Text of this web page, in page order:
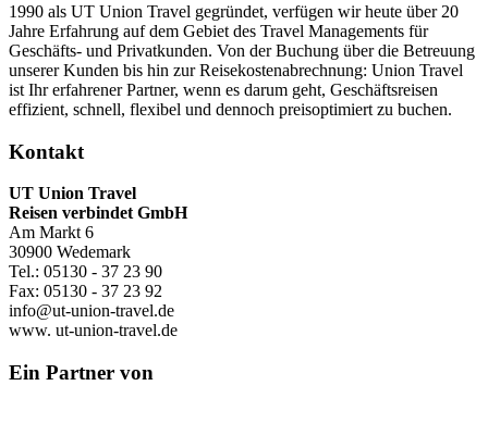
1990 als UT Union Travel gegründet, verfügen wir heute über 20
Jahre Erfahrung auf dem Gebiet des Travel Managements für
Geschäfts- und Privatkunden. Von der Buchung über die Betreuung
unserer Kunden bis hin zur Reisekostenabrechnung: Union Travel
ist Ihr erfahrener Partner, wenn es darum geht, Geschäftsreisen
effizient, schnell, flexibel und dennoch preisoptimiert zu buchen.
Kontakt
UT Union Travel
Reisen verbindet GmbH
Am Markt 6
30900 Wedemark
Tel.: 05130 - 37 23 90
Fax: 05130 - 37 23 92
info@ut-union-travel.de
www. ut-union-travel.de
Ein Partner von